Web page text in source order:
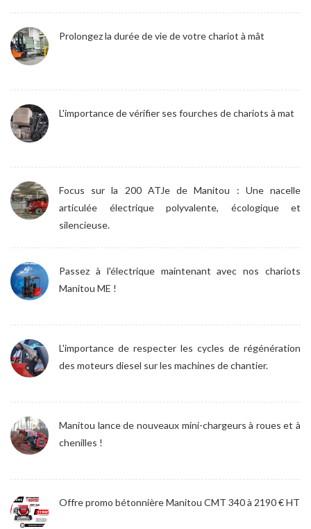
Prolongez la durée de vie de votre chariot à mât
L'importance de vérifier ses fourches de chariots à mat
Focus sur la 200 ATJe de Manitou : Une nacelle
articulée électrique polyvalente, écologique et
silencieuse.
Passez à l'électrique maintenant avec nos chariots
Manitou ME !
L'importance de respecter les cycles de régénération
des moteurs diesel sur les machines de chantier.
Manitou lance de nouveaux mini-chargeurs à roues et à
chenilles !
Offre promo bétonnière Manitou CMT 340 à 2190 € HT